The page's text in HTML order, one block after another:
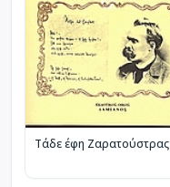
Τάδε έφη Ζαρατούστρας